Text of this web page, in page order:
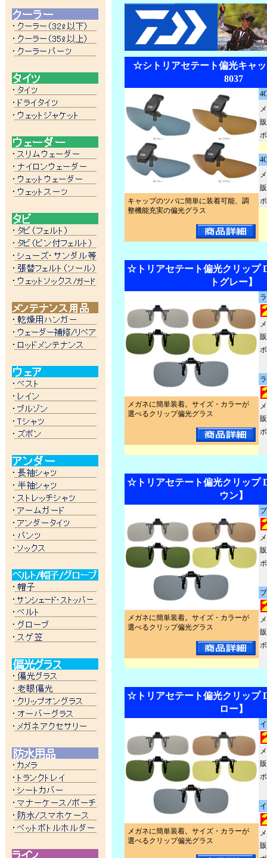
☆シトリアセテート偏光キャ
8037
キャップのツバに簡単に装着可能、調
整機能充実の偏光グラス
☆トリアセテート偏光クリップ
トグレー】
メガネに簡単装着。サイズ・カラーが
選べるクリップ偏光グラス
☆トリアセテート偏光クリップ
ウン】
メガネに簡単装着。サイズ・カラーが
選べるクリップ偏光グラス
☆トリアセテート偏光クリップ
ロー】
メガネに簡単装着。サイズ・カラーが
選べるクリップ偏光グラス